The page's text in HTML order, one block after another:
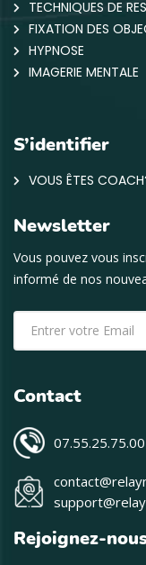
TECHNIQUES DE
FIXATION DES
HYPNOSE
IMAGERIE MENTALE
S’identifier
VOUS ÊTES
Newsletter
Vous pouvez vous
informé de nos
Contact
07.55.25.75.00
Rejoignez-